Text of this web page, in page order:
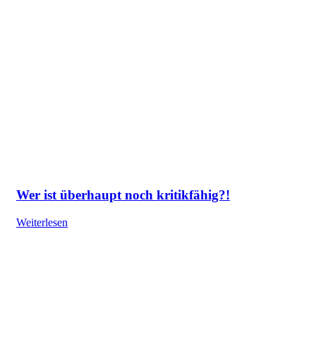
Wer ist überhaupt noch kritikfähig?!
Weiterlesen